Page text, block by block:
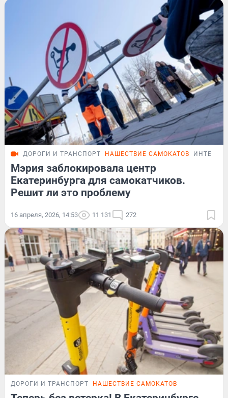
ДОРОГИ И ТРАНСПОРТ НАШЕСТВИЕ САМОКАТОВ
Мэрия заблокировала центр
Екатеринбурга для самокатчиков.
Решит ли это проблему
16 апреля, 2026, 14:53 11 131 272
ДОРОГИ И ТРАНСПОРТ НАШЕСТВИЕ САМОКАТОВ